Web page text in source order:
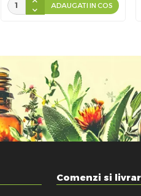
ADAUGATI IN COS
Comenzi si